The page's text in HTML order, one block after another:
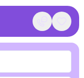
Kontakt